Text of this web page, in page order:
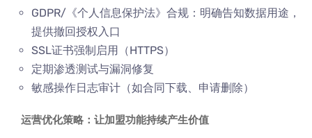
GDPR/《个人信息保护法》合规：明确告知数据用途，
提供撤回授权入口
SSL证书强制启用（HTTPS）
定期渗透测试与漏洞修复
敏感操作日志审计（如合同下载、申请删除）
运营优化策略：让加盟功能持续产生价值